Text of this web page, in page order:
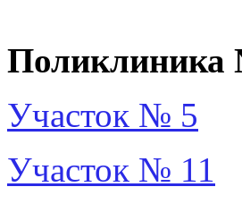
Участок № 5
Участок № 11